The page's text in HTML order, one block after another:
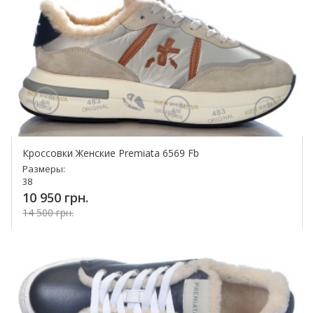
Кроссовки Женские Premiata 6569 Fb
Размеры:
38
10 950 грн.
14 500 грн.